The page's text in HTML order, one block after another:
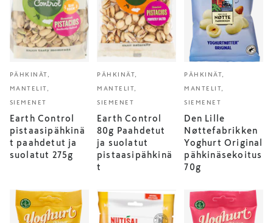
PÄHKINÄT,
MANTELIT,
SIEMENET
Earth Control
pistaasipähkinä
t paahdetut ja
suolatut 275g
PÄHKINÄT,
MANTELIT,
SIEMENET
Earth Control
80g Paahdetut
ja suolatut
pistaasipähkinä
t
PÄHKINÄT,
MANTELIT,
SIEMENET
Den Lille
Nøttefabrikken
Yoghurt Original
pähkinäsekoitus
70g